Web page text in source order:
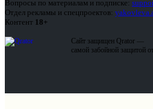
Вопросы по материалам и подписке:
Отдел рекламы и спецпроектов:
Контент 18+
Сайт защищен Qrator —
самой забойной защитой